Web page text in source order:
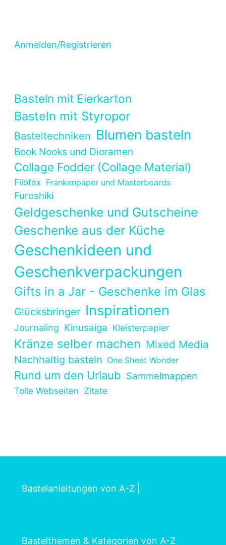
Anmelden/Registrieren
Basteln mit Eierkarton
Basteln mit Styropor
Basteltechniken Blumen basteln
Book Nooks und Dioramen
Collage Fodder (Collage Material)
Filofax Frankenpaper und Masterboards
Furoshiki
Geldgeschenke und Gutscheine
Geschenke aus der Küche
Geschenkideen und
Geschenkverpackungen
Gifts in a Jar - Geschenke im Glas
Glücksbringer Inspirationen
Journaling Kinusaiga Kleisterpapier
Kränze selber machen Mixed Media
Nachhaltig basteln One Sheet Wonder
Rund um den Urlaub Sammelmappen
Tolle Webseiten Zitate
Bastelanleitungen von A-Z|
Bastelthemen & Kategorien von A-Z